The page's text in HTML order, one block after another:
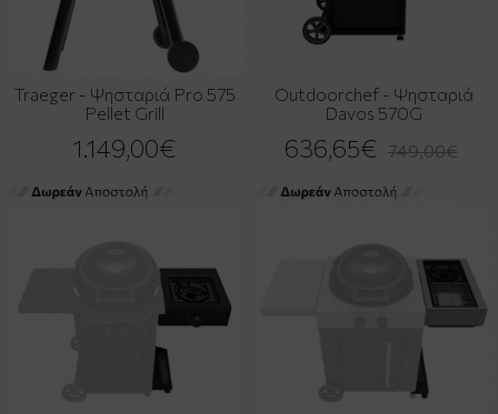
Traeger - Ψησταριά Pro 575
Pellet Grill
1.149,00€
Outdoorchef - Ψησταριά
Davos 570G
636,65€ 749,00€